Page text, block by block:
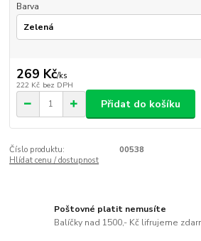
Barva
269 Kč/ks
222 Kč bez DPH
Přidat do košíku
Číslo produktu:
00538
Hlídat cenu / dostupnost
Poštovné platit nemusíte
Balíčky nad 1500,- Kč lifrujeme